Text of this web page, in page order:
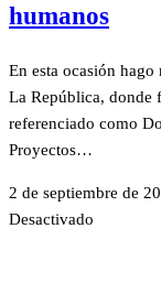
humanos
En esta ocasión
La República, donde
referenciado como
Proyectos…
2 de septiembre de
Desactivado